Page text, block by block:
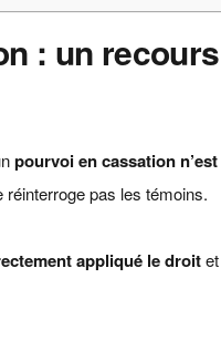
: un
pourvoi en cassation
réinterroge pas les témoins.
appliqué le droitet